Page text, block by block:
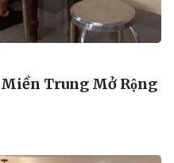
Miền Trung Mở Rộng